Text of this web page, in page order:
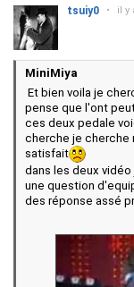
tsuiy0 • il y
MiniMiya
Et bien voila je
pense que l'ont
ces deux pedale
cherche je cherche
satisfait
dans les deux
une question
des réponse assé